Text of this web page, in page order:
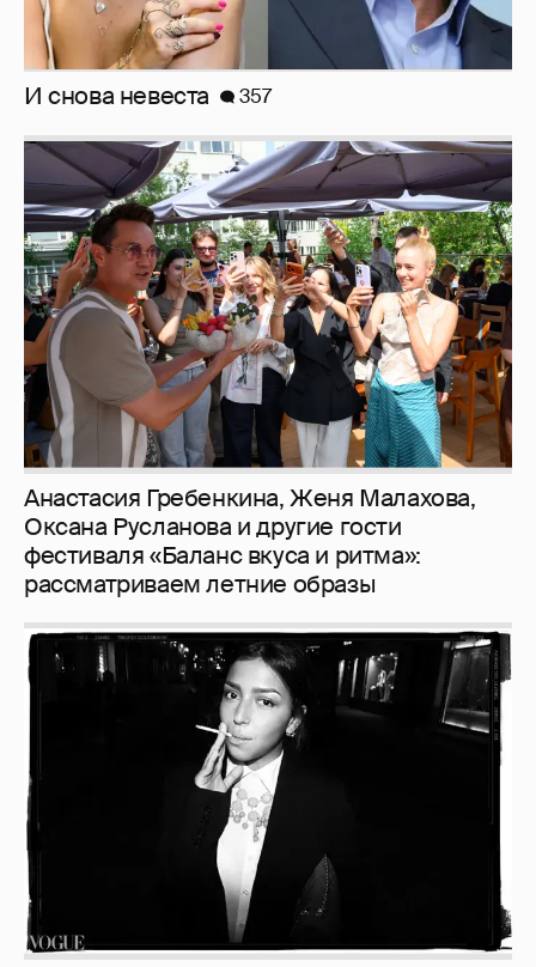
И снова невеста 357
Анастасия Гребенкина, Женя Малахова,
Оксана Русланова и другие гости
фестиваля «Баланс вкуса и ритма»:
рассматриваем летние образы